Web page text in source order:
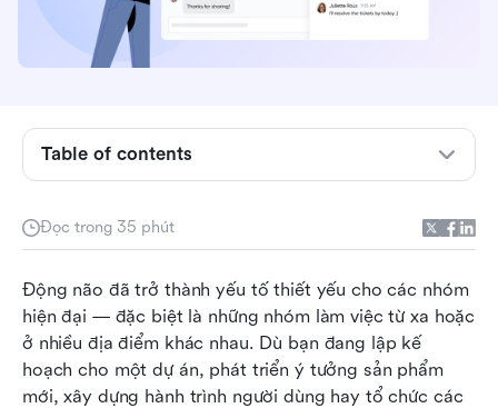
Đọc trong 35 phút
Động não đã trở thành yếu tố thiết yếu cho các nhóm
hiện đại — đặc biệt là những nhóm làm việc từ xa hoặc
ở nhiều địa điểm khác nhau. Dù bạn đang lập kế
hoạch cho một dự án, phát triển ý tưởng sản phẩm
mới, xây dựng hành trình người dùng hay tổ chức các
Table of contents
Top 5 công cụ động não tổng quan
15 công cụ động não tốt nhất cho các nhóm
Tại sao các công cụ động não trực tuyến lại cần
thiết cho các nhóm hiện đại